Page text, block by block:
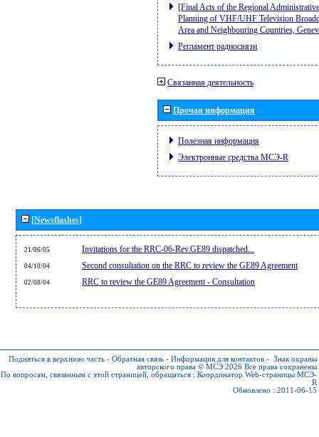
[Final Acts of the Regional
Planning of VHF/UHF Television
Area and Neighbouring Countries,
Регламент радиосвязи
Связанная деятельность
Прочая информация
Полезная информация
Электронные средства МСЭ-R
[Newsflashes]
21/06/05 Invitations for the RRC-06-Rev.GE89 dispatched...
04/10/04 Second consultation on the RRC to review the GE89 Agreement
02/08/04 RRC to review the GE89 Agreement - Consultation
Подняться в верхнюю часть - Обратная связь - Информация для контактов - Знак охраны
авторского права © МСЭ 2026 Все права сохранены
По вопросам, связанным с этой страницей, обращаться : Координатор Web-страницы МСЭ-
R
Обновлено : 2011-06-15